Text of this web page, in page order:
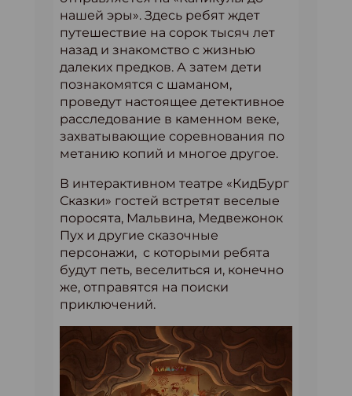
нашей эры». Здесь ребят ждет
путешествие на сорок тысяч лет
назад и знакомство с жизнью
далеких предков. А затем дети
познакомятся с шаманом,
проведут настоящее детективное
расследование в каменном веке,
захватывающие соревнования по
метанию копий и многое другое.
В интерактивном театре «КидБург
Сказки» гостей встретят веселые
поросята, Мальвина, Медвежонок
Пух и другие сказочные
персонажи, с которыми ребята
будут петь, веселиться и, конечно
же, отправятся на поиски
приключений.